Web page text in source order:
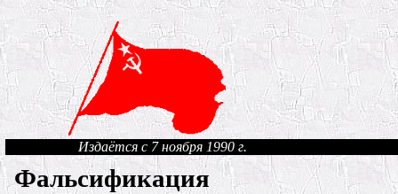
Издаётся с 7 ноября 1990 г.
Фальсификация